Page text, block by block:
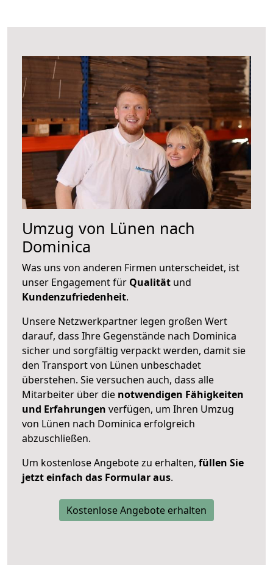
Umzug von Lünen nach
Dominica
Was uns von anderen Firmen unterscheidet, ist
unser Engagement für Qualität und
Kundenzufriedenheit.
Unsere Netzwerkpartner legen großen Wert
darauf, dass Ihre Gegenstände nach Dominica
sicher und sorgfältig verpackt werden, damit sie
den Transport von Lünen unbeschadet
überstehen. Sie versuchen auch, dass alle
Mitarbeiter über die notwendigen Fähigkeiten
und Erfahrungen verfügen, um Ihren Umzug
von Lünen nach Dominica erfolgreich
abzuschließen.
Um kostenlose Angebote zu erhalten, füllen Sie
jetzt einfach das Formular aus.
Kostenlose Angebote erhalten